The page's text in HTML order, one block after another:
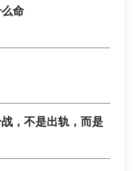
命
，不是出轨，而是